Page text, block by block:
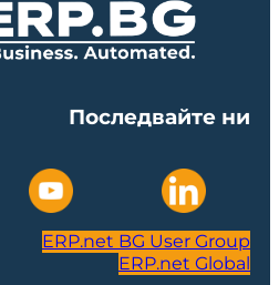
Последвайте ни
ERP.net BG User Group
ERP.net Global